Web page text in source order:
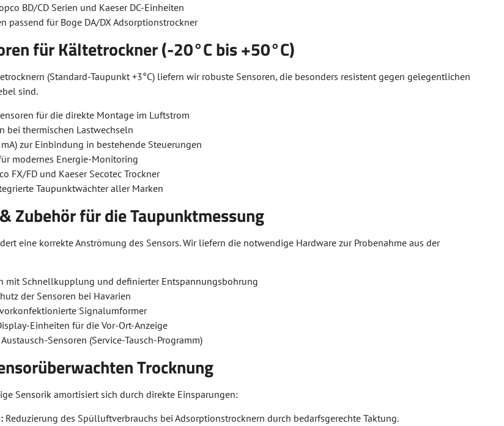
BD/CD Serien und Kaeser DC-Einheiten
passend für Boge DA/DX Adsorptionstrockner
für Kältetrockner (-20°C bis +50°C)
(Standard-Taupunkt +3°C) liefern wir robuste Sensoren, die besonders resistent gegen gelegentlichen
sind.
für die direkte Montage im Luftstrom
bei thermischen Lastwechseln
zur Einbindung in bestehende Steuerungen
modernes Energie-Monitoring
FX/FD und Kaeser Secotec Trockner
Taupunktwächter aller Marken
Zubehör für die Taupunktmessung
eine korrekte Anströmung des Sensors. Wir liefern die notwendige Hardware zur Probenahme aus der
mit Schnellkupplung und definierter Entspannungsbohrung
der Sensoren bei Havarien
Signalumformer
Einheiten für die Vor-Ort-Anzeige
Sensoren (Service-Tausch-Programm)
Trocknung
Sensorik amortisiert sich durch direkte Einsparungen:
Reduzierung des Spülluftverbrauchs bei Adsorptionstrocknern durch bedarfsgerechte Taktung.